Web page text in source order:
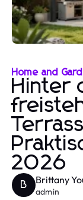
Home and
Hinter
2026
B Brittany
admin